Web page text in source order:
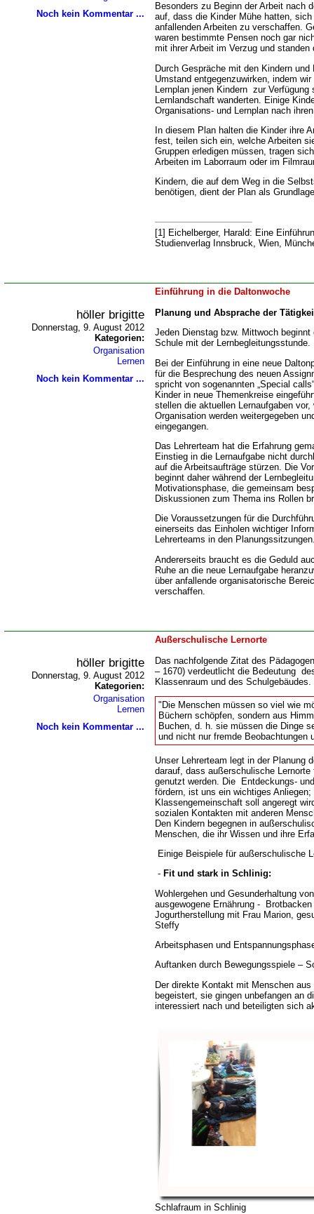
Noch kein Kommentar ...
Besonders zu Beginn der Arbeit nach
auf, dass die Kinder Mühe hatten,
anfallenden Arbeiten zu verschaffen.
waren bestimmte Pensen noch gar
mit ihrer Arbeit im Verzug und
Durch Gespräche mit den Kindern
Umstand entgegenzuwirken, indem
Lernplan jenen Kindern zur
Lernlandschaft wanderten. Einige
Organisations- und Lernplan nach
In diesem Plan halten die Kinder ihre
fest, teilen sich ein, welche Arbeiten
Gruppen erledigen müssen, tragen
Arbeiten im Laborraum oder im
Kindern, die auf dem Weg in die
benötigen, dient der Plan als
[1] Eichelberger, Harald: Eine
Studienverlag Innsbruck, Wien,
Einführung in die Daltonwoche
höller brigitte
Donnerstag, 9. August 2012
Kategorien:
Organisation
Lernen
Noch kein Kommentar ...
Planung und Absprache der
Jeden Dienstag bzw. Mittwoch
Schule mit der Lernbegleitungsstunde.
Bei der Einführung in eine neue
für die Besprechung des neuen
spricht von sogenannten „Special
Kinder in neue Themenkreise
stellen die aktuellen Lernaufgaben
Organisation werden weitergegeben
eingegangen.
Das Lehrerteam hat die Erfahrung
Einstieg in die Lernaufgabe nicht
auf die Arbeitsaufträge stürzen. Die
beginnt daher während der
Motivationsphase, die gemeinsam
Diskussionen zum Thema ins Rollen
Die Voraussetzungen für die
einerseits das Einholen wichtiger
Lehrerteams in den
Andererseits braucht es die Geduld
Ruhe an die neue Lernaufgabe
über anfallende organisatorische
verschaffen.
Außerschulische Lernorte
höller brigitte
Donnerstag, 9. August 2012
Kategorien:
Organisation
Lernen
Noch kein Kommentar ...
Das nachfolgende Zitat des
– 1670) verdeutlicht die Bedeutung
Klassenraum und des Schulgebäudes.
"Die Menschen müssen so viel wie
Büchern schöpfen, sondern aus
Buchen, d. h. sie müssen die Dinge
und nicht nur fremde Beobachtungen
Unser Lehrerteam legt in der Planung
darauf, dass außerschulische Lernorte
genutzt werden. Die Entdeckungs-
fördern, ist uns ein wichtiges Anliegen;
Klassengemeinschaft soll angeregt
sozialen Kontakten mit anderen
Den Kindern begegnen in
Menschen, die ihr Wissen und ihre
Einige Beispiele für außerschulische
- Fit und stark in Schlinig:
Wohlergehen und Gesunderhaltung
ausgewogene Ernährung -
Jogurtherstellung mit Frau Marion,
Steffy
Arbeitsphasen und
Auftanken durch Bewegungsspiele –
Der direkte Kontakt mit Menschen
begeistert, sie gingen unbefangen an
interessiert nach und beteiligten sich
Schlafraum in Schlinig